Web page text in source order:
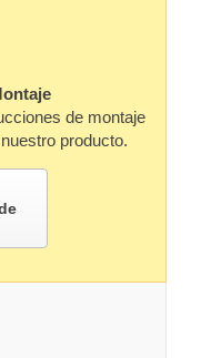
de montaje
producto.